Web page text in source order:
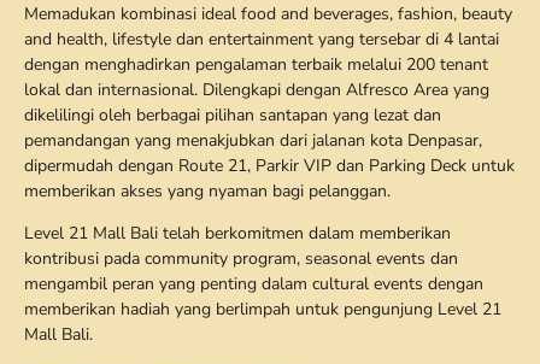
Memadukan kombinasi ideal food and beverages, fashion, beauty
and health, lifestyle dan entertainment yang tersebar di 4 lantai
dengan menghadirkan pengalaman terbaik melalui 200 tenant
lokal dan internasional. Dilengkapi dengan Alfresco Area yang
dikelilingi oleh berbagai pilihan santapan yang lezat dan
pemandangan yang menakjubkan dari jalanan kota Denpasar,
dipermudah dengan Route 21, Parkir VIP dan Parking Deck untuk
memberikan akses yang nyaman bagi pelanggan.
Level 21 Mall Bali telah berkomitmen dalam memberikan
kontribusi pada community program, seasonal events dan
mengambil peran yang penting dalam cultural events dengan
memberikan hadiah yang berlimpah untuk pengunjung Level 21
Mall Bali.